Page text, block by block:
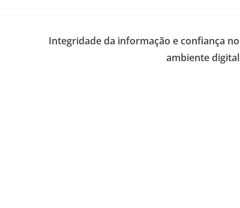
Integridade da informação e confiança no
ambiente digital